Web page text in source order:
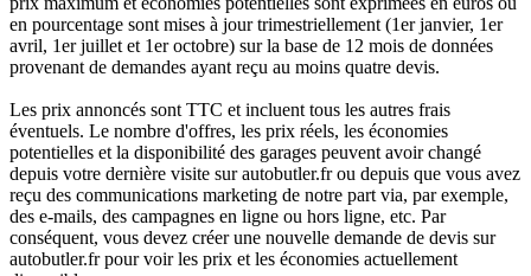
en pourcentage sont mises à jour trimestriellement (1er janvier, 1er
avril, 1er juillet et 1er octobre) sur la base de 12 mois de données
provenant de demandes ayant reçu au moins quatre devis.
Les prix annoncés sont TTC et incluent tous les autres frais
éventuels. Le nombre d'offres, les prix réels, les économies
potentielles et la disponibilité des garages peuvent avoir changé
depuis votre dernière visite sur autobutler.fr ou depuis que vous avez
reçu des communications marketing de notre part via, par exemple,
des e-mails, des campagnes en ligne ou hors ligne, etc. Par
conséquent, vous devez créer une nouvelle demande de devis sur
autobutler.fr pour voir les prix et les économies actuellement